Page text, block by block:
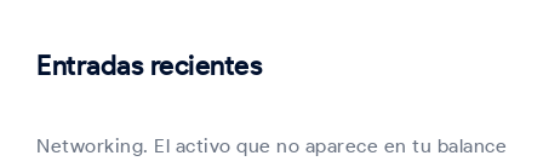
Entradas recientes
Networking. El activo que no aparece en tu balance